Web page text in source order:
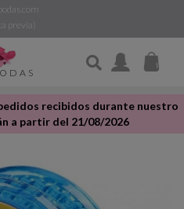
previa)
recibidos durante nuestro
a partir del 21/08/2026